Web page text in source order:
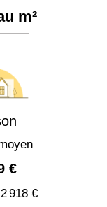
m²
€
918 €